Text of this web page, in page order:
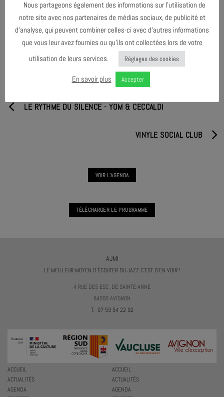
PARTAGER & COMMENTER
LE RYTHME DU SILENCE - YOM & CECCALDI
VINYLE SOCIAL CLUB
VOIR L'AGENDA
TÉLÉCHARGER LE PROGRAMME
AJMI
LE MEILLEUR MOYEN D'ÉCOUTER DU JAZZ C'EST D'EN VOIR !
4 RUE DES ESC. DE SAINTE-ANNE
84000 AVIGNON
T. 07 59 54 22 92
ACCUEIL
ACTUALITÉS
AGENDA
ACCUEIL
ACTUALITÉS
AGENDA
Nous partageons également des informations sur l’utilisation de
notre site avec nos partenaires de médias sociaux, de publicité et
d’analyse, qui peuvent combiner celles-ci avec d’autres informations
que vous leur avez fournies ou qu’ils ont collectées lors de votre
utilisation de leurs services.
Réglages des cookies
En savoir plus Accepter